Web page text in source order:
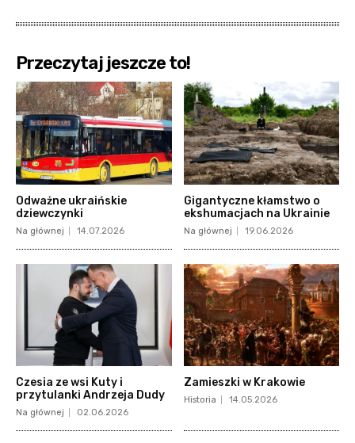
Przeczytaj jeszcze to!
Odważne ukraińskie
dziewczynki
Na głównej 14.07.2026
Gigantyczne kłamstwo o
ekshumacjach na Ukrainie
Na głównej 19.06.2026
Czesia ze wsi Kuty i
przytulanki Andrzeja Dudy
Na głównej 02.06.2026
Zamieszki w Krakowie
Historia 14.05.2026